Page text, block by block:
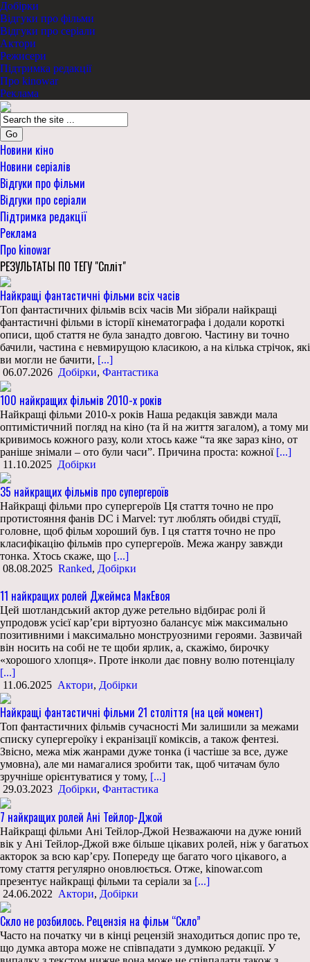
Добірки
Відгуки про фільми
Відгуки про серіали
Актори
Режисери
Підтримка редакції
Про kinowar
Реклама
Go
Новини кіно
Новини серіалів
Відгуки про фільми
Відгуки про серіали
Підтримка редакції
Реклама
Про kinowar
РЕЗУЛЬТАТЫ ПО ТЕГУ "Спліт"
Найкращі фантастичні фільми всіх часів
Топ фантастичних фільмів всіх часів Ми зібрали найкращі
фантастичні фільми в історії кінематографа і додали короткі
описи, щоб стаття не була занадто довгою. Частину ви точно
бачили, частина є невмирущою класикою, а на кілька стрічок, які
ви могли не бачити, [...]
06.07.2026 Добірки, Фантастика
100 найкращих фільмів 2010-х років
Найкращі фільми 2010-х років Наша редакція завжди мала
оптимістичний погляд на кіно (та й на життя загалом), а тому ми
кривимось кожного разу, коли хтось каже “та яке зараз кіно, от
раніше знімали – ото були часи”. Причина проста: кожної[...]
11.10.2025 Добірки
35 найкращих фільмів про супергероїв
Найкращі фільми про супергероїв Ця стаття точно не про
протистояння фанів DC і Marvel: тут люблять обидві студії,
головне, щоб фільм хороший був. І ця стаття точно не про
класифікацію фільмів про супергероїв. Межа жанру завжди
тонка. Хтось скаже, що [...]
08.08.2025 Ranked, Добірки
11 найкращих ролей Джеймса МакЕвоя
Цей шотландський актор дуже ретельно відбирає ролі й
упродовж усієї кар’єри віртуозно балансує між максимально
позитивними і максимально монструозними героями. Зазвичай
він носить на собі не те щоби ярлик, а, скажімо, бирочку
«хорошого хлопця». Проте інколи дає повну волю потенціалу
[...]
11.06.2025 Актори, Добірки
Найкращі фантастичні фільми 21 століття (на цей момент)
Топ фантастичних фільмів сучасності Ми залишили за межами
списку супергероїку і екранізації коміксів, а також фентезі.
Звісно, межа між жанрами дуже тонка (і частіше за все, дуже
умовна), але ми намагалися зробити так, щоб читачам було
зручніше орієнтуватися у тому, [...]
29.03.2023 Добірки, Фантастика
7 найкращих ролей Ані Тейлор-Джой
Найкращі фільми Ані Тейлор-Джой Незважаючи на дуже юний
вік у Ані Тейлор-Джой вже більше цікавих ролей, ніж у багатьох
акторок за всю кар’єру. Попереду ще багато чого цікавого, а
тому стаття регулярно оновлюється. Отже, kinowar.com
презентує найкращі фільми та серіали за [...]
24.06.2022 Актори, Добірки
Скло не розбилось. Рецензія на фільм “Скло”
Часто на початку чи в кінці рецензій знаходиться допис про те,
що думка автора може не співпадати з думкою редакції. У